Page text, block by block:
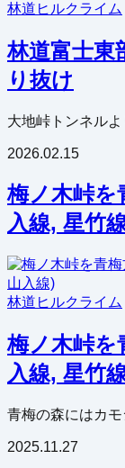
林道 ヒルクライム
林道富士東
り抜け
大地峠トンネル
2026.02.15
梅ノ木峠を
入線, 星竹
林道 ヒルクライム
梅ノ木峠を
入線, 星竹
青梅の森にはカモ
2025.11.27